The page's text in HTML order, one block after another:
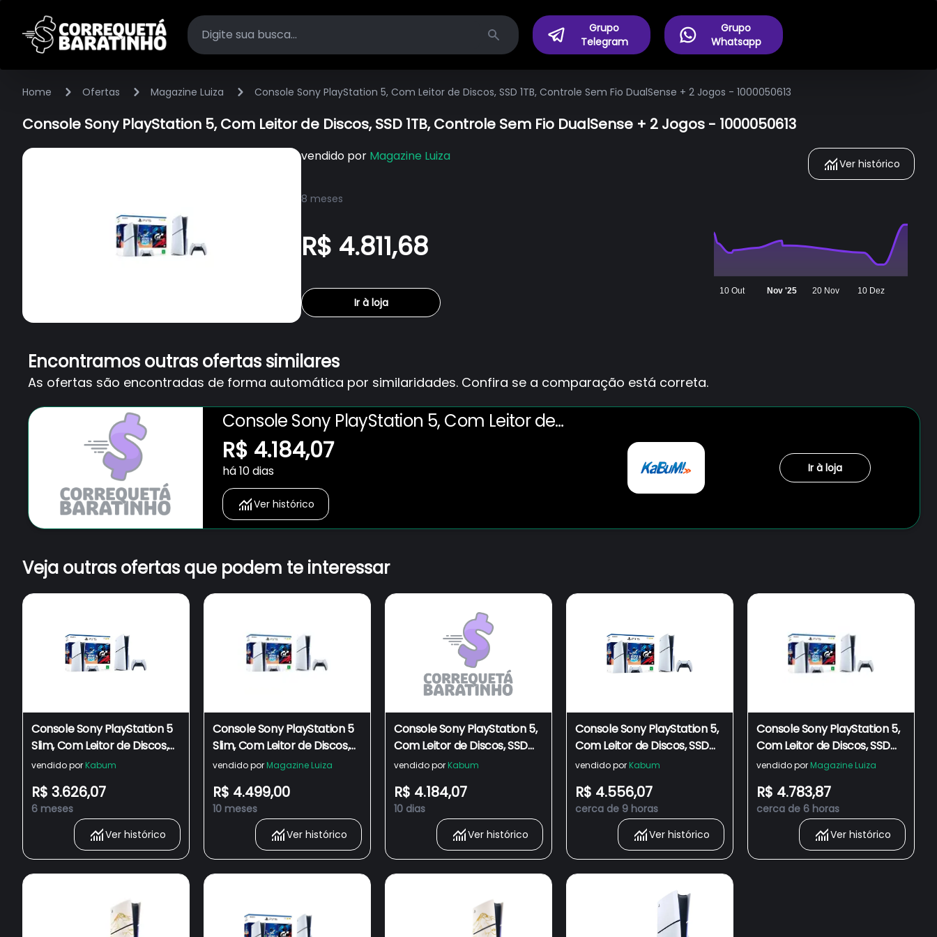
Search
Grupo
Telegram
Grupo
Whatsapp
Home Ofertas Magazine Luiza Console Sony PlayStation 5, Com Leitor de Discos, SSD 1TB, Controle Sem Fio DualSense + 2 Jogos - 1000050613
Console Sony PlayStation 5, Com Leitor de Discos, SSD 1TB, Controle Sem Fio DualSense + 2 Jogos - 1000050613
vendido por Magazine Luiza
8 meses
R$ 4.811,68
Ir à loja
Ver histórico
10 Out Nov '25 20 Nov 10 Dez
Encontramos outras ofertas similares
As ofertas são encontradas de forma automática por similaridades. Confira se a comparação está correta.
Console Sony PlayStation 5, Com Leitor de
Discos, SSD 1TB, Controle Sem Fio DualSense
+ 2 Jogos - 1000050613
R$ 4.184,07
há 10 dias
Ver histórico
Ir à loja
Veja outras ofertas que podem te interessar
Console Sony PlayStation 5
Slim, Com Leitor de Discos,
SSD 1TB, Controle Sem Fio
1000038858
vendido por Kabum
R$ 3.626,07
6 meses
Ver histórico
Console Sony PlayStation 5
Slim, Com Leitor de Discos,
SSD 1TB, Controle Sem Fio
1000038858
vendido por Magazine Luiza
R$ 4.499,00
10 meses
Ver histórico
Console Sony PlayStation 5,
Com Leitor de Discos, SSD
1TB, Controle Sem Fio
1000050613
vendido por Kabum
R$ 4.184,07
10 dias
Ver histórico
Console Sony PlayStation 5,
Com Leitor de Discos, SSD
1TB, Controle Sem Fio
vendido por Kabum
R$ 4.556,07
cerca de 9 horas
Ver histórico
Console Sony PlayStation 5,
Com Leitor de Discos, SSD
1TB, Controle Sem Fio
vendido por Magazine Luiza
R$ 4.783,87
cerca de 6 horas
Ver histórico